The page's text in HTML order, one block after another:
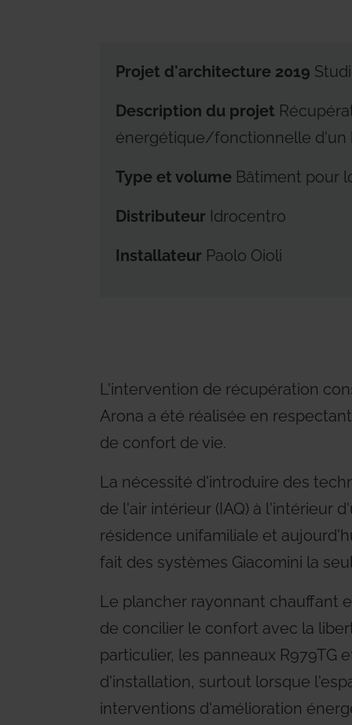
Projet d'architecture 2019
Description du projet
énergétique/fonctionnelle d'un
Type et volume Bâtiment pour
Distributeur Idrocentro
Installateur Paolo Oioli
L'intervention de récupération
Arona a été réalisée en
de confort de vie.
La nécessité d'introduire des
de l'air intérieur (IAQ) à l'intérieur
résidence unifamiliale et
fait des systèmes Giacomini la
Le plancher rayonnant chauffant
de concilier le confort avec la
particulier, les panneaux
d'installation, surtout lorsque
interventions d'amélioration